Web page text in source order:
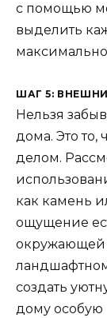
с помощью
выделить
ШАГ 5:
Нельзя
дома. Это то,
делом.
как камень
ощущение
окружающей
создать
дому особую